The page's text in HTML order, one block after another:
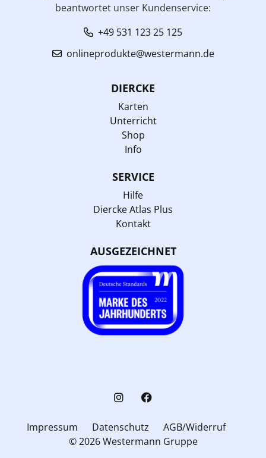
beantwortet unser Kundenservice:
+49 531 123 25 125
onlineprodukte@westermann.de
DIERCKE
Karten
Unterricht
Shop
Info
SERVICE
Hilfe
Diercke Atlas Plus
Kontakt
AUSGEZEICHNET
Impressum Datenschutz
AGB/Widerruf
© 2026 Westermann Gruppe